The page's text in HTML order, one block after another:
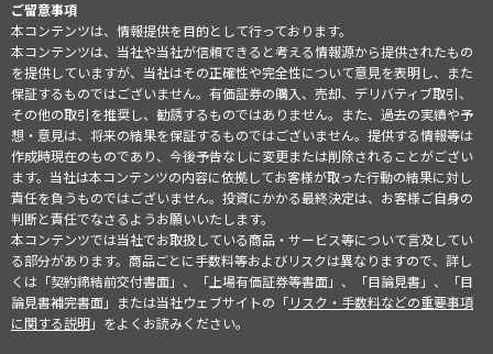
ご留意事項
本コンテンツは、情報提供を目的として行っております。
本コンテンツは、当社や当社が信頼できると考える情報源から提供されたもの
を提供していますが、当社はその正確性や完全性について意見を表明し、また
保証するものではございません。有価証券の購入、売却、デリバティブ取引、
その他の取引を推奨し、勧誘するものではありません。また、過去の実績や予
想・意見は、将来の結果を保証するものではございません。提供する情報等は
作成時現在のものであり、今後予告なしに変更または削除されることがござい
ます。当社は本コンテンツの内容に依拠してお客様が取った行動の結果に対し
責任を負うものではございません。投資にかかる最終決定は、お客様ご自身の
判断と責任でなさるようお願いいたします。
本コンテンツでは当社でお取扱している商品・サービス等について言及してい
る部分があります。商品ごとに手数料等およびリスクは異なりますので、詳し
くは「契約締結前交付書面」、「上場有価証券等書面」、「目論見書」、「目
論見書補完書面」または当社ウェブサイトの「リスク・手数料などの重要事項
に関する説明」をよくお読みください。